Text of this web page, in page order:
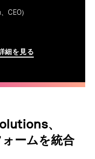
CEO）
を見る
、
ームを統合